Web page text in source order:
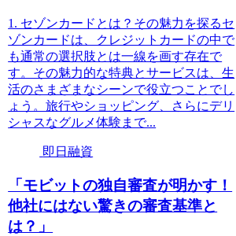
1. セゾンカードとは？その魅力を探るセ
ゾンカードは、クレジットカードの中で
も通常の選択肢とは一線を画す存在で
す。その魅力的な特典とサービスは、生
活のさまざまなシーンで役立つことでし
ょう。旅行やショッピング、さらにデリ
シャスなグルメ体験まで...
即日融資
「モビットの独自審査が明かす！
他社にはない驚きの審査基準と
は？」